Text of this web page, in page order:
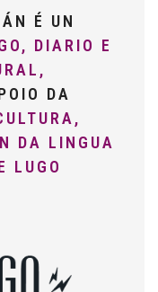
É UN
DIARIO E
DA
DA LINGUA
LUGO